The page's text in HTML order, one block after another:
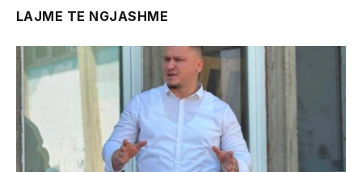
LAJME TE NGJASHME